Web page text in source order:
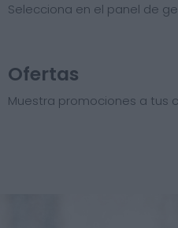
Selecciona en el panel de
Ofertas
Muestra promociones a tus